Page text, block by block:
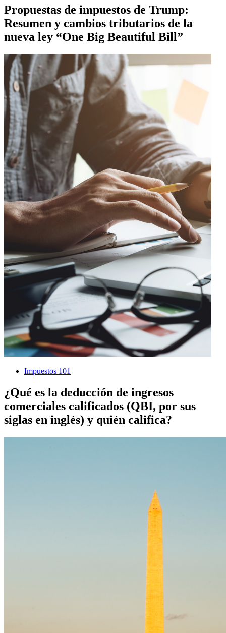
Propuestas de impuestos de Trump:
Resumen y cambios tributarios de la
nueva ley “One Big Beautiful Bill”
Impuestos 101
¿Qué es la deducción de ingresos
comerciales calificados (QBI, por sus
siglas en inglés) y quién califica?